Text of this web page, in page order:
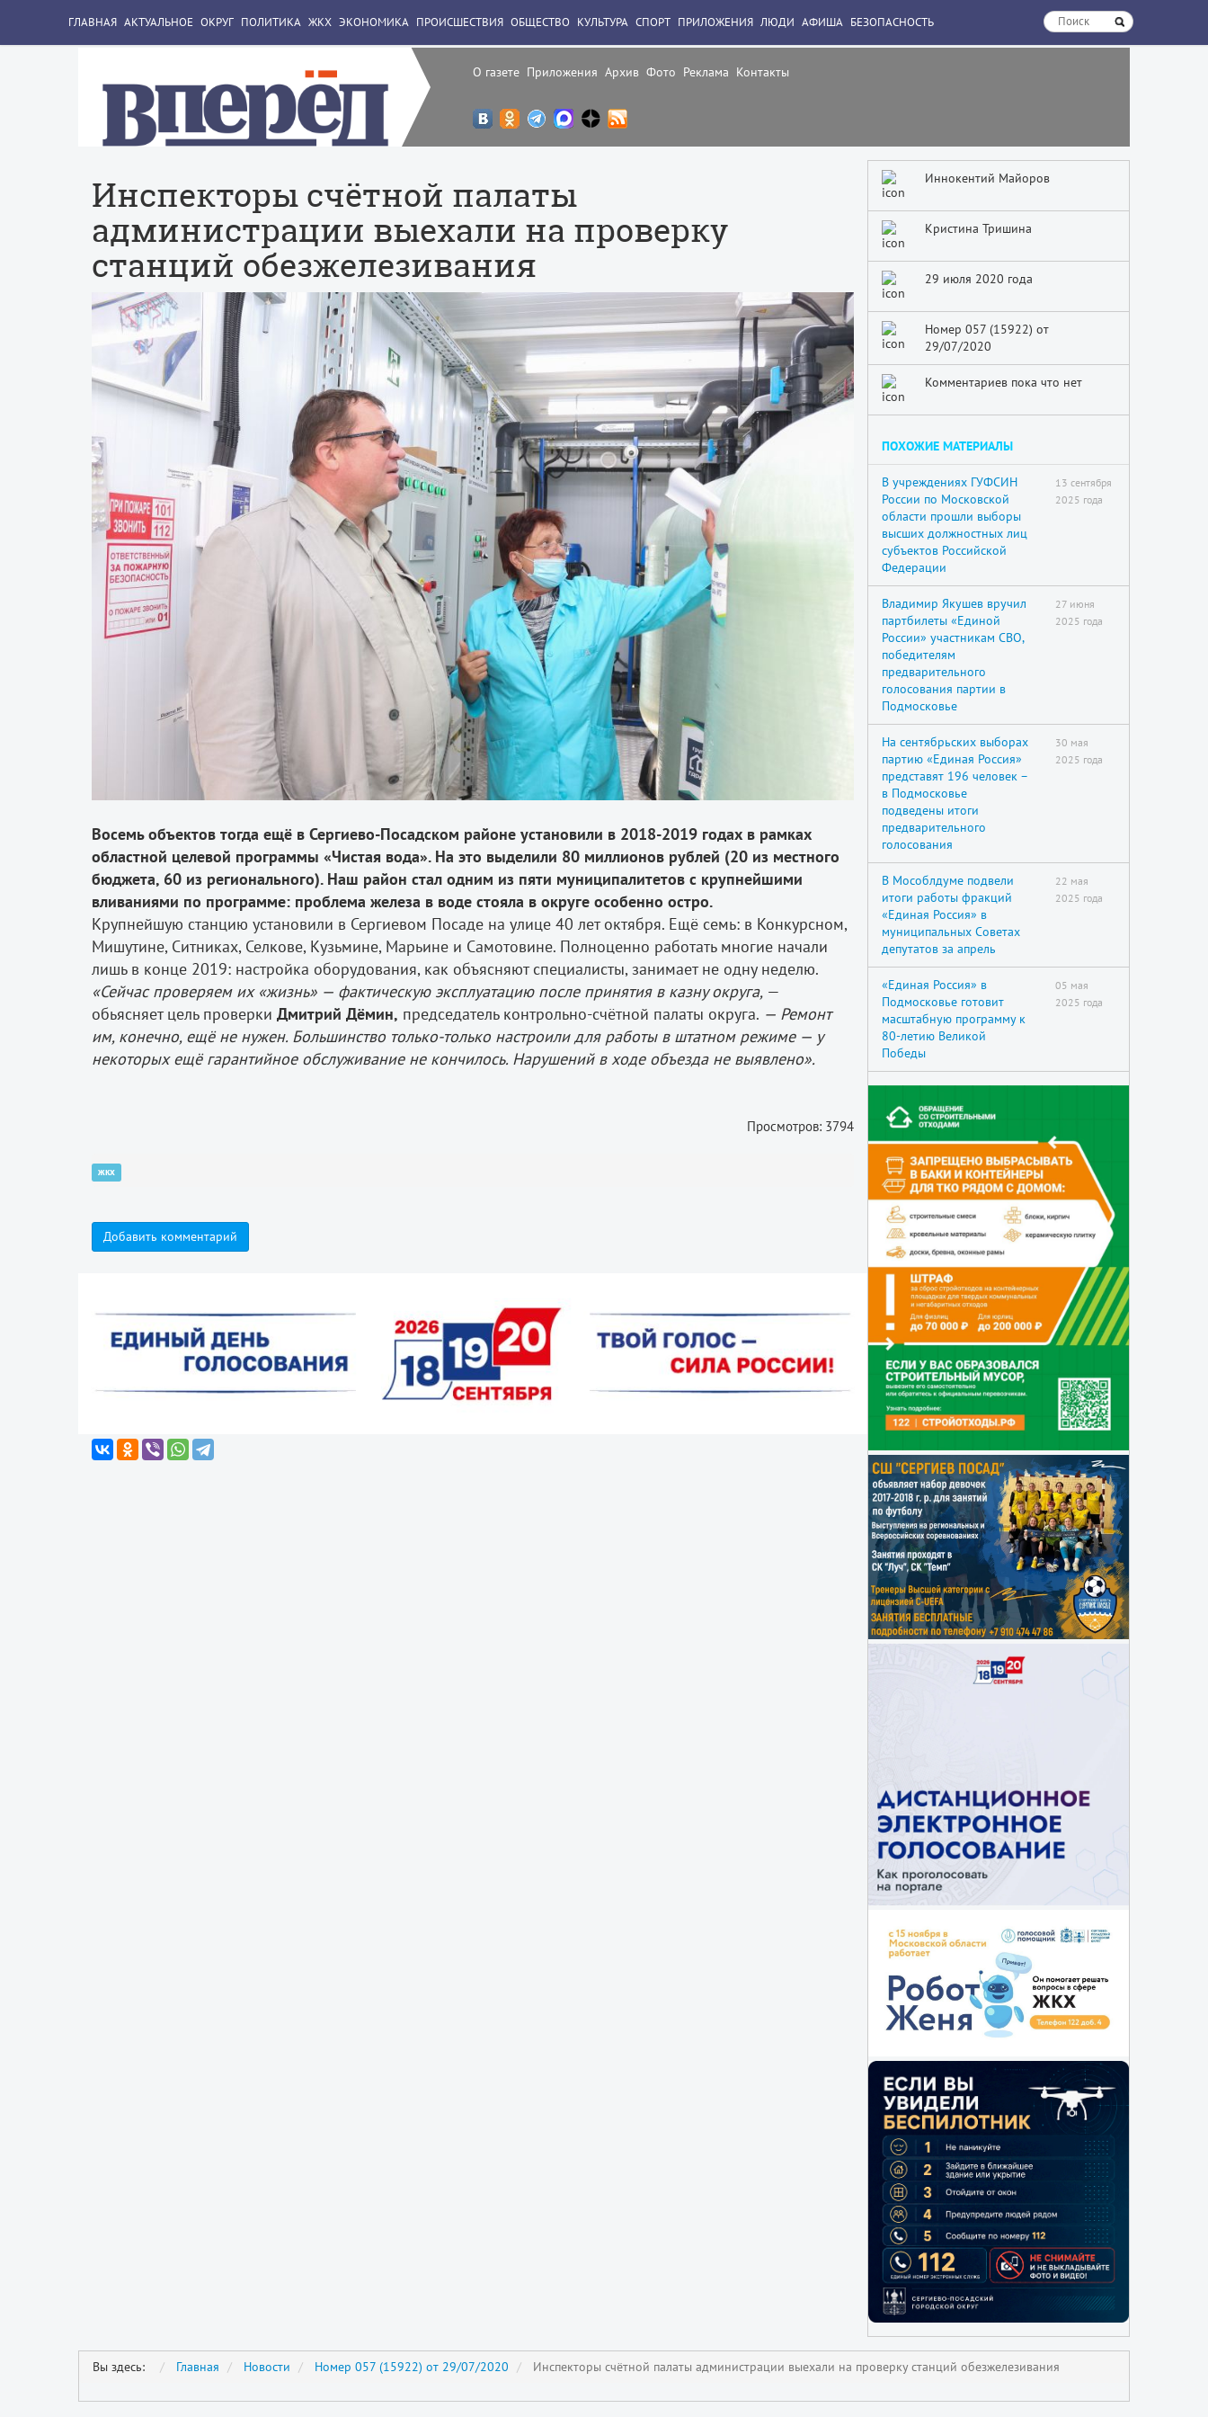
О газете Приложения Архив Фото Реклама Контакты
ГЛАВНАЯ АКТУАЛЬНОЕ ОКРУГ ПОЛИТИКА ЖКХ ЭКОНОМИКА ПРОИСШЕСТВИЯ ОБЩЕСТВО КУЛЬТУРА СПОРТ ПРИЛОЖЕНИЯ ЛЮДИ АФИША БЕЗОПАСНОСТЬ
Инспекторы счётной палаты
администрации выехали на проверку
станций обезжелезивания
Восемь объектов тогда ещё в Сергиево-Посадском районе установили в 2018-2019 годах в рамках
областной целевой программы «Чистая вода». На это выделили 80 миллионов рублей (20 из местного
бюджета, 60 из регионального). Наш район стал одним из пяти муниципалитетов с крупнейшими
вливаниями по программе: проблема железа в воде стояла в округе особенно остро.
Крупнейшую станцию установили в Сергиевом Посаде на улице 40 лет октября. Ещё семь: в Конкурсном,
Мишутине, Ситниках, Селкове, Кузьмине, Марьине и Самотовине. Полноценно работать многие начали
лишь в конце 2019: настройка оборудования, как объясняют специалисты, занимает не одну неделю.
«Сейчас проверяем их «жизнь» — фактическую эксплуатацию после принятия в казну округа, —
обьясняет цель проверки Дмитрий Дёмин, председатель контрольно-счётной палаты округа. — Ремонт
им, конечно, ещё не нужен. Большинство только-только настроили для работы в штатном режиме — у
некоторых ещё гарантийное обслуживание не кончилось. Нарушений в ходе объезда не выявлено».
Просмотров: 3794
жкх
Добавить комментарий
Иннокентий Майоров
Кристина Тришина
29 июля 2020 года
Номер 057 (15922) от
29/07/2020
Комментариев пока что нет
ПОХОЖИЕ МАТЕРИАЛЫ
В учреждениях ГУФСИН
России по Московской
области прошли выборы
высших должностных лиц
субъектов Российской
Федерации
13 сентября
2025 года
Владимир Якушев вручил
партбилеты «Единой
России» участникам СВО,
победителям
предварительного
голосования партии в
Подмосковье
27 июня
2025 года
На сентябрьских выборах
партию «Единая Россия»
представят 196 человек –
в Подмосковье
подведены итоги
предварительного
голосования
30 мая
2025 года
В Мособлдуме подвели
итоги работы фракций
«Единая Россия» в
муниципальных Советах
депутатов за апрель
22 мая
2025 года
«Единая Россия» в
Подмосковье готовит
масштабную программу к
80-летию Великой
Победы
05 мая
2025 года
Вы здесь: Главная Новости Номер 057 (15922) от 29/07/2020 Инспекторы счётной палаты администрации выехали на проверку станций обезжелезивания